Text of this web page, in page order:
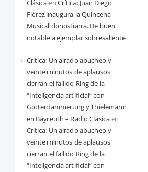
Clásicaen Crítica: Juan Diego
Flórez inaugura la Quincena
Musical donostiarra. De buen
notable a ejemplar sobresaliente
Critica: Un airado abucheo y
veinte minutos de aplausos
cierran el fallido Ring de la
“Inteligencia artificial” con
Götterdämmerung y Thielemann
en Bayreuth – Radio Clásicaen
Critica: Un airado abucheo y
veinte minutos de aplausos
cierran el fallido Ring de la
“Inteligencia artificial” con